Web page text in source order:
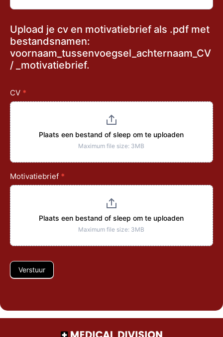
Upload je cv en motivatiebrief als .pdf met
bestandsnamen:
voornaam_tussenvoegsel_achternaam_CV
/ _motivatiebrief.
CV *
Plaats een bestand of sleep om te uploaden
Maximum file size: 3MB
Motivatiebrief *
Plaats een bestand of sleep om te uploaden
Maximum file size: 3MB
Verstuur